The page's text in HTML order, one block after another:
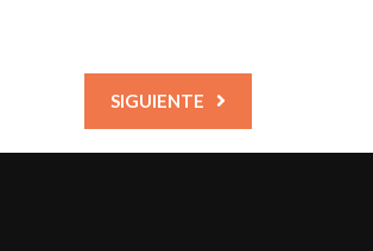
SIGUIENTE